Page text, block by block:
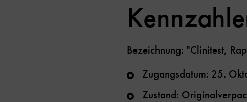
Bezeichnung: "Clinitest,
Zugangsdatum: 25.
Zustand: